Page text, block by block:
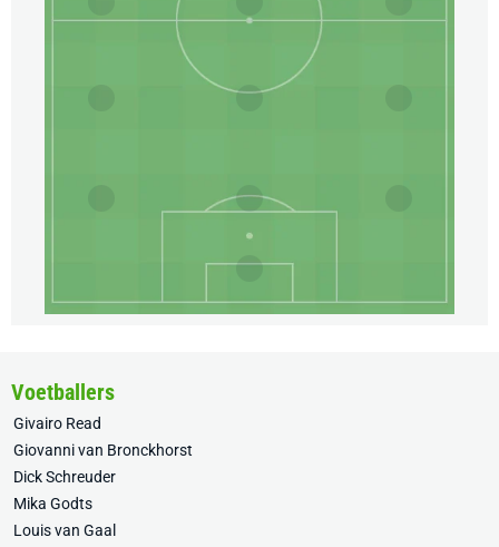
Voetballers
Givairo Read
Giovanni van Bronckhorst
Dick Schreuder
Mika Godts
Louis van Gaal